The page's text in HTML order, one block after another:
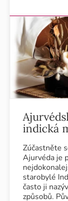
indická
Zúčastněte
Ajurvéda je
starobylé
často ji
způsobů.